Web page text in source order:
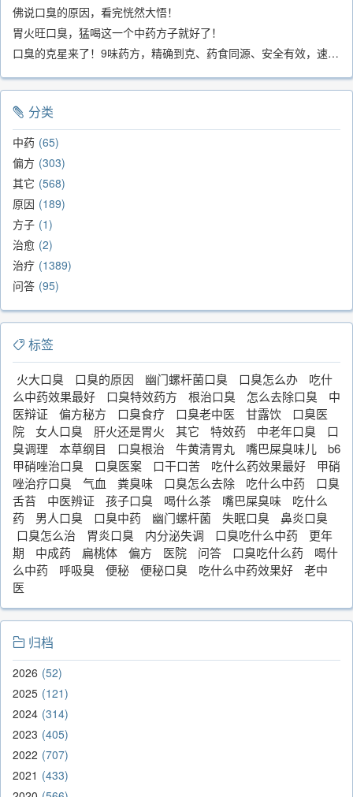
佛说口臭的原因，看完恍然大悟！
胃火旺口臭，猛喝这一个中药方子就好了！
口臭的克星来了！9味药方，精确到克、药食同源、安全有效，速看！
分类
中药 65
偏方 303
其它 568
原因 189
方子 1
治愈 2
治疗 1389
问答 95
标签
火大口臭 口臭的原因 幽门螺杆菌口臭 口臭怎么办
吃什
么中药效果最好
口臭特效药方 根治口臭 怎么去除口臭
中
医辩证
偏方秘方 口臭食疗 口臭老中医 甘露饮
口臭医
院
女人口臭 肝火还是胃火 其它 特效药 中老年口臭
口
臭调理
本草纲目 口臭根治 牛黄清胃丸 嘴巴屎臭味儿
b6
甲硝唑治口臭
口臭医案 口干口苦 吃什么药效果最好
甲硝
唑治疗口臭
气血 粪臭味 口臭怎么去除 吃什么中药
口臭
舌苔
中医辨证 孩子口臭 喝什么茶 嘴巴屎臭味
吃什么
药
男人口臭 口臭中药 幽门螺杆菌 失眠口臭
鼻炎口臭
口臭怎么治
胃炎口臭 内分泌失调 口臭吃什么中药
更年
期
中成药 扁桃体 偏方 医院 问答 口臭吃什么药
喝什
么中药
呼吸臭 便秘 便秘口臭 吃什么中药效果好
老中
医
归档
2026 52
2025 121
2024 314
2023 405
2022 707
2021
433